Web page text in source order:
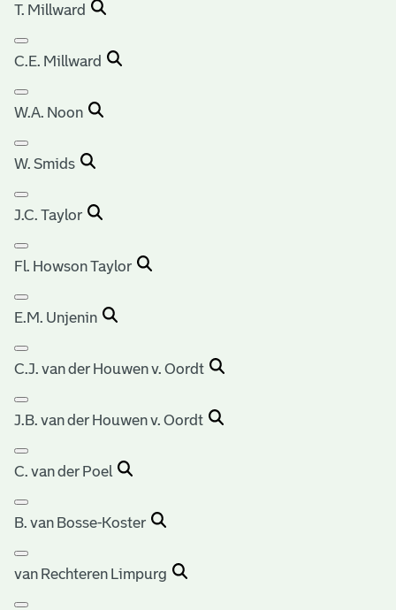
T. Millward
C.E. Millward
W.A. Noon
W. Smids
J.C. Taylor
Fl. Howson Taylor
E.M. Unjenin
C.J. van der Houwen v. Oordt
J.B. van der Houwen v. Oordt
C. van der Poel
B. van Bosse-Koster
van Rechteren Limpurg